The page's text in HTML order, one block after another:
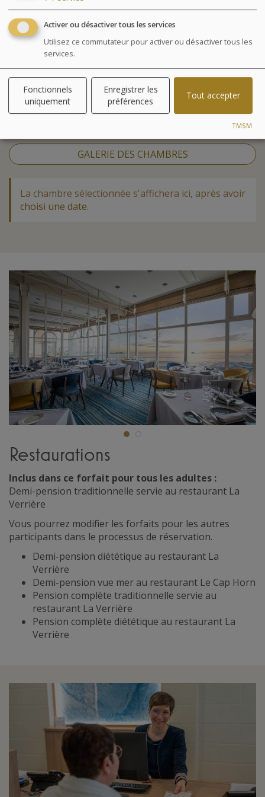
Service Blanchisserie
Réception ouverte 7 jours sur 7 et 24h/24
Accessible aux personnes à mobilité réduite
Ascenseur
Animaux acceptés (sous conditions)
GALERIE DES CHAMBRES
La chambre sélectionnée s'affichera ici, après avoir
choisi une date.
Restaurations
Inclus dans ce forfait pour tous les adultes :
Demi-pension traditionnelle servie au restaurant La
Verrière
Vous pourrez modifier les forfaits pour les autres
participants dans le processus de réservation.
Demi-pension diététique au restaurant La
Verrière
Demi-pension vue mer au restaurant Le Cap Horn
Pension complète traditionnelle servie au
restaurant La Verrière
Pension complète diététique au restaurant La
Verrière
Activer ou désactiver tous les services
Utilisez ce commutateur pour activer ou désactiver tous les
services.
Fonctionnels
uniquement
Enregistrer les
préférences
Tout accepter
TMSM